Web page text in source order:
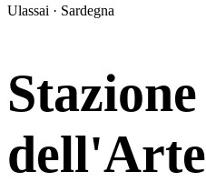
Ulassai · Sardegna
Stazione
dell'Arte